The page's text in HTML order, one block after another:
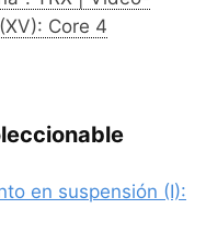
Core 4
en suspensión (I):